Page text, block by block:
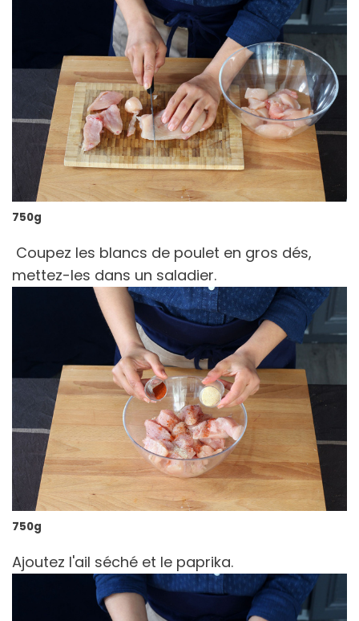
750g
Coupez les blancs de poulet en gros dés,
mettez-les dans un saladier.
750g
Ajoutez l'ail séché et le paprika.